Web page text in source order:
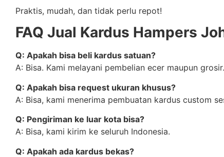
Praktis, mudah, dan tidak perlu repot!
FAQ Jual Kardus Hampers
Q: Apakah bisa beli kardus satuan?
A: Bisa. Kami melayani pembelian ecer maupun grosir.
Q: Apakah bisa request ukuran khusus?
A: Bisa, kami menerima pembuatan kardus custom
Q: Pengiriman ke luar kota bisa?
A: Bisa, kami kirim ke seluruh Indonesia.
Q: Apakah ada kardus bekas?